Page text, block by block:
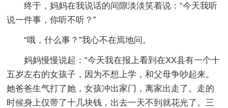
终于，妈妈在我说话的间隙淡淡笑着说：“今天我听
说一件事，你听不听？”
“哦，什么事？”我心不在焉地问。
妈妈慢慢说起：“今天我在报上看到在XX县有一个十
五岁左右的女孩子，因为不想上学，和父母争吵起来。
她爸爸生气打了她，女孩冲出家门，离家出走了。走的
时候身上仅带了十几块钱，出去一天不到就花光了。三